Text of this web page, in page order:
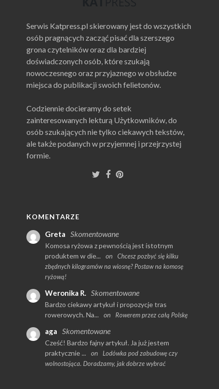
Serwis Katpress.pl skierowany jest do wszystkich
osób pragnących zacząć pisać dla szerszego
grona czytelników oraz dla bardziej
doświadczonych osób, które szukają
nowoczesnego oraz przyjaznego w obsłudze
miejsca do publikacji swoich felietonów.
Codziennie docieramy do setek
zainteresowanych lekturą Użytkowników, do
osób szukających nie tylko ciekawych tekstów,
ale także podanych w przyjemnej i przejrzystej
formie.
KOMENTARZE
Greta Skomentowane
Komosa ryżowa z pewnością jest istotnym
produktem w die...
on
Chcesz pozbyć się kilku
zbędnych kilogramów na wiosnę? Postaw na komosę
ryżową!
Weronika R. Skomentowane
Bardzo ciekawy artykuł i propozycje tras
rowerowych. Na...
on Rowerem przez całą Polskę
aga Skomentowane
Cześć! Bardzo fajny artykuł. Ja już jestem
praktycznie ...
on
Lodówka pod zabudowę czy
wolnostojąca. Doradzamy, jak dobrze wybrać